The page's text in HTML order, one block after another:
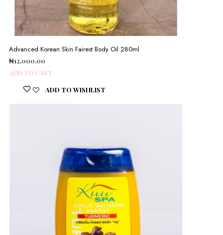
Advanced Korean Skin Fairest Body Oil 280ml
₦12,000.00
ADD TO CART
ADD TO WISHLIST